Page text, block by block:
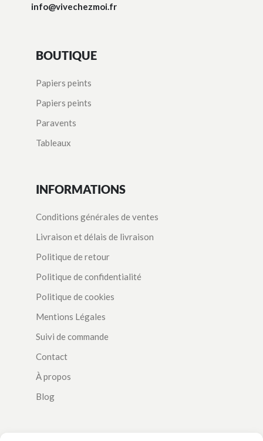
info@vivechezmoi.fr
BOUTIQUE
Papiers peints
Papiers peints
Paravents
Tableaux
INFORMATIONS
Conditions générales de ventes
Livraison et délais de livraison
Politique de retour
Politique de confidentialité
Politique de cookies
Mentions Légales
Suivi de commande
Contact
À propos
Blog